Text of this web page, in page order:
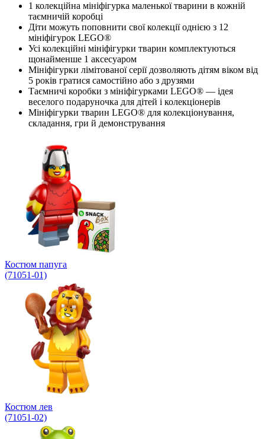
1 колекційна мініфігурка маленької тварини в кожній
таємничій коробці
Діти можуть поповнити свої колекції однією з 12
мініфігурок LEGO®
Усі колекційні мініфігурки тварин комплектуються
щонайменше 1 аксесуаром
Мініфігурки лімітованої серії дозволяють дітям віком від
5 років гратися самостійно або з друзями
Таємничі коробки з мініфігурками LEGO® — ідея
веселого подаруночка для дітей і колекціонерів
Мініфігурки тварин LEGO® для колекціонування,
складання, гри й демонстрування
Костюм папуга
(71051-01)
Костюм лев
(71051-02)